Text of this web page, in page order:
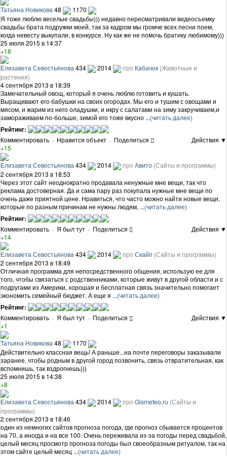
Татьяна Новикова 48
1170
Я тоже люблю веселые свадьбы))) недавно пересматривали видеосъемку
свадьбы брата подружки моей, так за кадром мы громче всех песни поем,
когда невесту выкупали, в конкурсе. Ну как же не помочь братику любимому)))
25 июля 2015 в 14:37
+18
Елизавета Севостьянова434 2014 про Кабачок (Животные и
растения)
4 сентября 2013 в 18:39
Замечательный овощ, который я очень люблю готовить и кушать.
Выращивают его бабушки на своих огородах. Мы его и тушим с овощами и
мясом, и жарим из него оладушки, и икру с салатами на зиму закручиваем,и
замораживаем по-больше, зимой его тоже вкусно ...(читать далее)
Рейтинг:
Комментировать · Нравится объект · Поделиться
Действия ▼
+15
Елизавета Севостьянова 434 2014 про Авито (Сайты и программы)
2 сентября 2013 в 18:53
Через этот сайт неоднократно продавала ненужные мне вещи, так что
реклама достоверная. Да и сама пару раз покупала нужные мне вещи по
очень даже приятной цене. Нравиться, что часто можно найти новые вещи,
которые по разным причинам не нужны людям, ...(читать далее)
Рейтинг:
Комментировать · Я был тут · Поделиться
Действия ▼
+14
Елизавета Севостьянова 434 2014 про Скайп (Сайты и программы)
2 сентября 2013 в 18:49
Отличная программа для непосредственного общения, использую ее для
того, чтобы связаться с родственниками, которые живут в другой области и с
подругами из Америки, хорошая и бесплатная связь значительно помогает
экономить семейный бюджет. А еще я ...(читать далее)
Рейтинг:
Комментировать · Я был тут · Поделиться
Действия ▼
+1
Татьяна Новикова 48
1170
Действительно классная вещь! А раньше...на почте переговоры заказывали
заранее, чтобы родным в другой город позвонить, связь отвратительная, как
вспомнишь, так вздрогнешь)))
25 июля 2015 в 14:38
+8
Елизавета Севостьянова 434 2014 про Gismeteo.ru (Сайты и
программы)
2 сентября 2013 в 18:46
один из немногих сайтов прогноза погода, где прогноз сбывается процентов
на 70, а иногда и на все 100. Очень переживала из-за погоды перед свадьбой,
целый месяц просмотр прогноза погоды был своеобразным ритуалом, так на
этом сайте целый месяц ...(читать далее)